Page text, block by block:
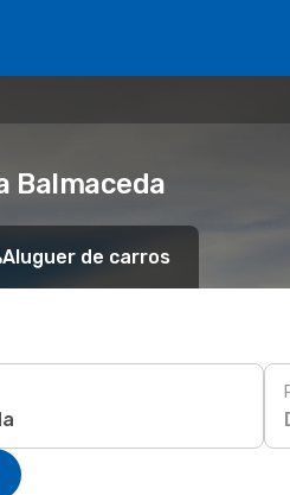
Balmaceda
Aluguer de carros